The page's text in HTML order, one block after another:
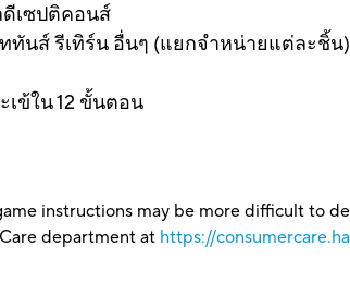
ดีเซปติคอนส์
ทันส์ รีเทิร์น อื่นๆ (แยกจำหน่ายแต่ละชิ้น)
เข้ใน 12 ขั้นตอน
instructions may be more difficult to
department at https://